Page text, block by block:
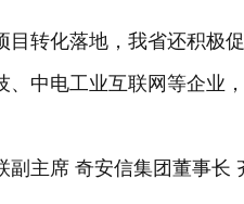
目转化落地，我省还积极
、中电工业互联网等企业
副主席 奇安信集团董事长